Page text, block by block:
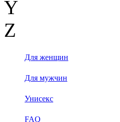
Y
Z
Для женщин
Для мужчин
Унисекс
FAQ